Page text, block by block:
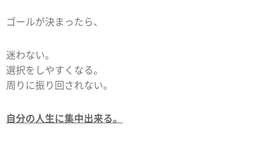
ゴールが決まったら、
迷わない。
選択をしやすくなる。
周りに振り回されない。
自分の人生に集中出来る。